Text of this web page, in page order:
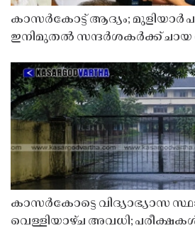
കാസർകോട്ട് ആദ്യം; മുളിയാർ
ഇനിമുതൽ സന്ദർശകർക്ക് ചായ
കാസർകോട്ടെ വിദ്യാഭ്യാസ
വെള്ളിയാഴ്ച അവധി;